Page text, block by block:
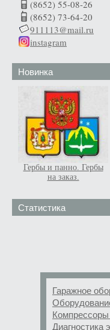
(8652) 55-08-26
(8652) 73-64-20
911113@mail.ru
instagram
Новинка
Гербы и панно. Гербы
на заказ.
Статистика
Гаражное
Диагностика